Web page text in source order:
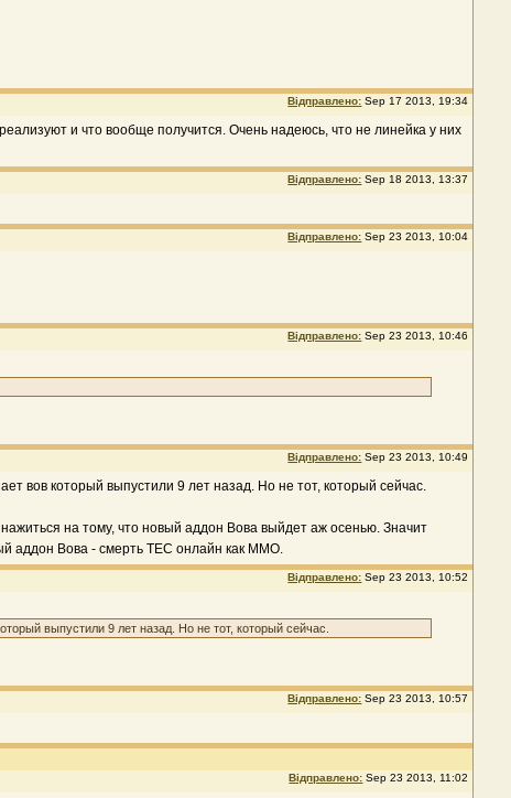
Відправлено: Sep 17 2013, 19:34
и что вообще получится. Очень надеюсь, что не линейка у них
Відправлено: Sep 18 2013, 13:37
Відправлено: Sep 23 2013, 10:04
Відправлено: Sep 23 2013, 10:46
Відправлено: Sep 23 2013, 10:49
вов который выпустили 9 лет назад. Но не тот, который сейчас.
на тому, что новый аддон Вова выйдет аж осенью. Значит
аддон Вова - смерть ТЕС онлайн как ММО.
Відправлено: Sep 23 2013, 10:52
выпустили 9 лет назад. Но не тот, который сейчас.
Відправлено: Sep 23 2013, 10:57
Відправлено: Sep 23 2013, 11:02